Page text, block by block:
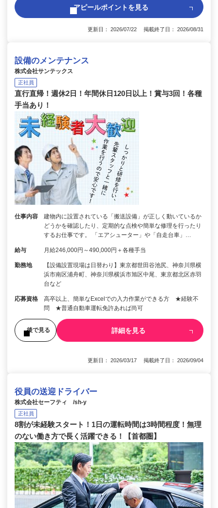
アピールポイントを見る
更新日： 2026/07/22 掲載終了日： 2026/08/31
設備のメンテナンス
株式会社サンテックス
正社員
直行直帰！週休2日！年間休日120日以上！賞与3回！各種
手当あり！
仕事内容
建物内に設置されている「搬送設備」が正しく動いているか
どうかを確認したり、定期的な点検や簡単な修理を行ったり
するお仕事です。 「エアシューター」や「自走台車」…
給与 月給246,000円～490,000円＋各種手当
勤務地
【設備設置現場は日替わり】東京都世田谷池尻、神奈川県横
浜市南区浦舟町、神奈川県横浜市旭区中尾、東京都北区赤羽
台など
応募資格
高卒以上、簡単なExcelでの入力作業ができる方 ★経験不
問 ★普通自動車運転免許あれば尚可
後で見る 詳細を見る
更新日： 2026/03/17 掲載終了日： 2026/09/04
役員の送迎ドライバー
株式会社セーフティ /sh-y
正社員
8割が未経験スタート！1日の運転時間は3時間程度！無理
のない働き方で長く活躍できる！【首都圏】